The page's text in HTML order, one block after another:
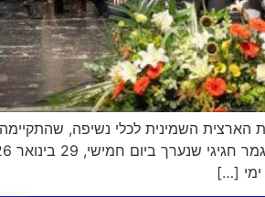
הארצית השמינית לכלי נשיפה,